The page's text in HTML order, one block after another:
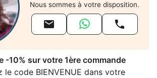
Nous sommes à votre disposition.
 
-10% sur votre 1ère commande
le code BIENVENUE dans votre